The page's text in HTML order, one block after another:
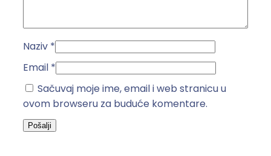
a
N
/
N
H
Naziv *
Email *
Sačuvaj moje ime, email i web stranicu u
ovom browseru za buduće komentare.